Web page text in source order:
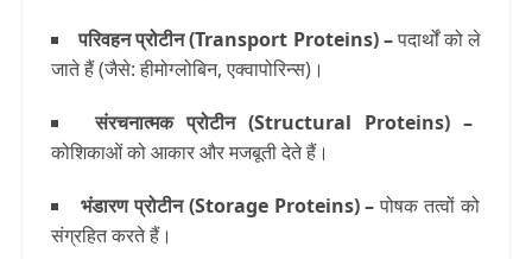
परिवहन प्रोटीन (Transport Proteins)–पदार्थों को ले
जाते हैं (जैसे: हीमोग्लोबिन, एक्वापोरिन्स)।
संरचनात्मक प्रोटीन (Structural Proteins) –
कोशिकाओं को आकार और मजबूती देते हैं।
भंडारण प्रोटीन (Storage Proteins)–पोषक तत्वों को
संग्रहित करते हैं।